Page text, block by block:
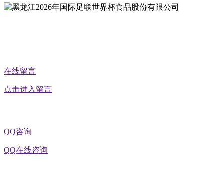
在线留言
点击进入留言
QQ咨询
QQ在线咨询